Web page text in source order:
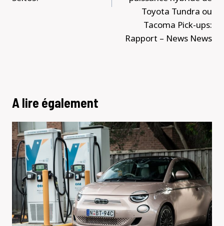
Toyota Tundra ou
Tacoma Pick-ups:
Rapport – News News
A lire également